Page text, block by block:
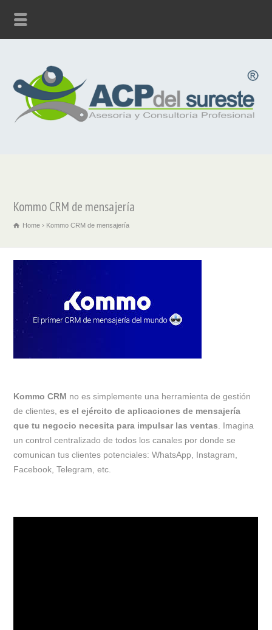
Kommo CRM de mensajería
Home Kommo CRM de mensajería
Kommo CRM no es simplemente una herramienta de gestión
de clientes,es el ejército de aplicaciones de mensajería
que tu negocio necesita para impulsar las ventas. Imagina
un control centralizado de todos los canales por donde se
comunican tus clientes potenciales: WhatsApp, Instagram,
Facebook, Telegram, etc.